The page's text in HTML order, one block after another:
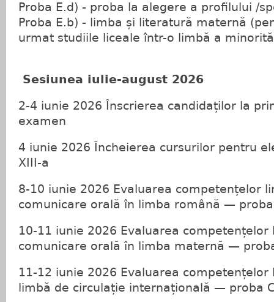
Proba E.d) - proba la alegere a profilului /
Proba E.b) - limba și literatură maternă
urmat studiile liceale într-o limbă a
Sesiunea iulie-august 2026
2-4 iunie 2026 Înscrierea candidaților la
examen
4 iunie 2026 Încheierea cursurilor pentru
XIII-a
8-10 iunie 2026 Evaluarea competențelor
comunicare orală în limba română —
10-11 iunie 2026 Evaluarea competențelor
comunicare orală în limba maternă —
11-12 iunie 2026 Evaluarea competențelor
limbă de circulație internațională — proba